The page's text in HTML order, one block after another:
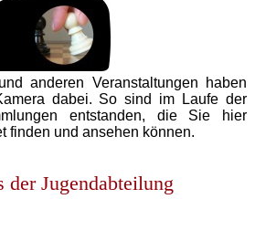
anderen Veranstaltungen haben
dabei. So sind im Laufe der
entstanden, die Sie hier
finden und ansehen können.
der Jugendabteilung